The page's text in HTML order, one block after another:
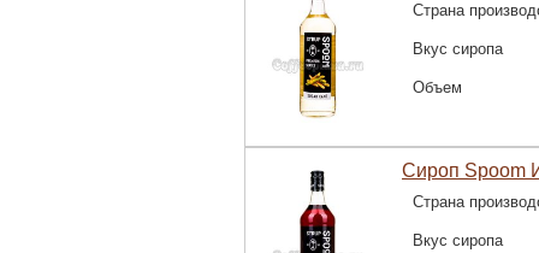
Страна
Вкус сиропа
Объем
Сироп Spoom
Страна
Вкус сиропа